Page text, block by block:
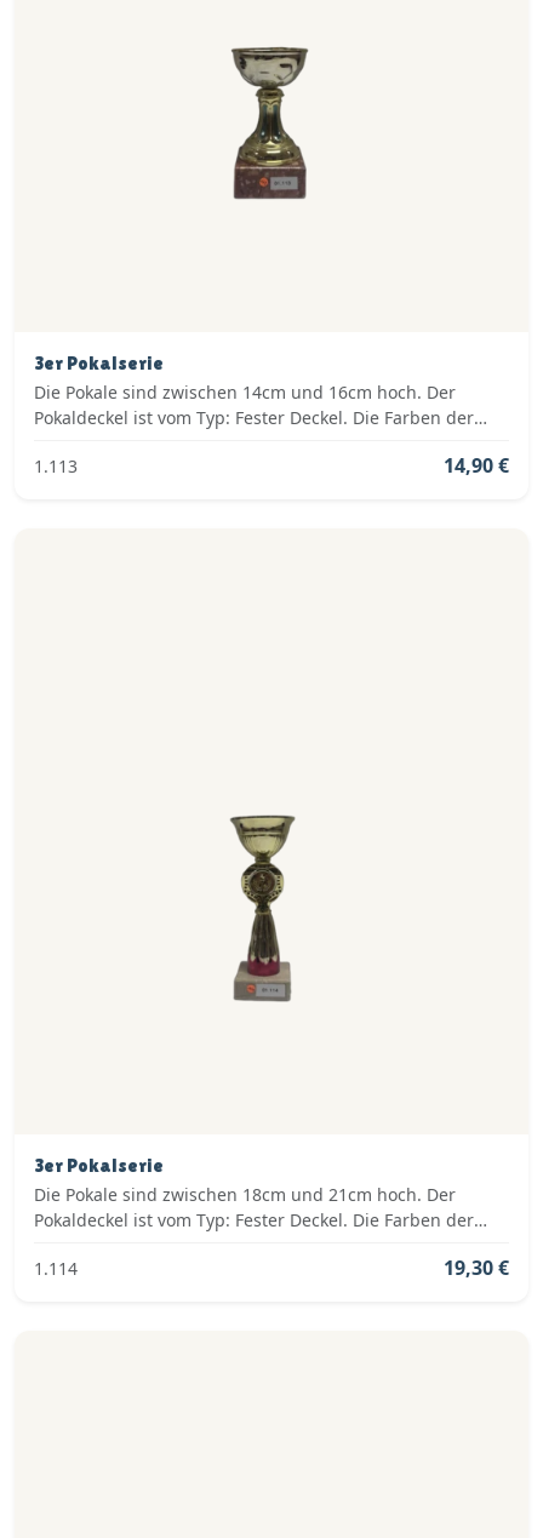
3er Pokalserie
Die Pokale sind zwischen 14cm und 16cm hoch. Der
Pokaldeckel ist vom Typ: Fester Deckel. Die Farben der
1.113
14,90 €
3er Pokalserie
Die Pokale sind zwischen 18cm und 21cm hoch. Der
Pokaldeckel ist vom Typ: Fester Deckel. Die Farben der
1.114
19,30 €